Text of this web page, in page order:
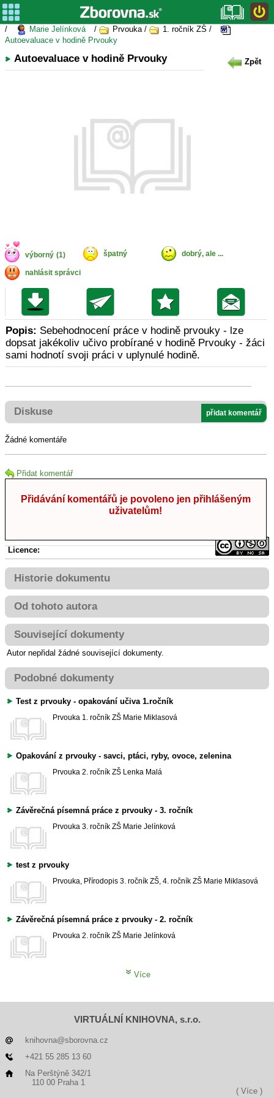
/ Marie Jelínková / Prvouka /
1. ročník ZŠ /
Autoevaluace v hodině Prvouky
Autoevaluace v hodině Prvouky Zpět
výborný (1) špatný dobrý, ale ...
nahlásit správci
Popis: Sebehodnocení práce v hodině prvouky - lze
dopsat jakékoliv učivo probírané v hodině Prvouky - žáci
sami hodnotí svoji práci v uplynulé hodině.
Diskuse přidat komentář
Žádné komentáře
Přidat komentář
Přidávání komentářů je povoleno jen přihlášeným
uživatelům!
Licence:
Historie dokumentu
Od tohoto autora
Související dokumenty
Autor nepřidal žádné související dokumenty.
Podobné dokumenty
Test z prvouky - opakování učiva 1.ročník
Prvouka 1. ročník ZŠ Marie Miklasová
Opakování z prvouky - savci, ptáci, ryby, ovoce, zelenina
Prvouka 2. ročník ZŠ Lenka Malá
Závěrečná písemná práce z prvouky - 3. ročník
Prvouka 3. ročník ZŠ Marie Jelínková
test z prvouky
Prvouka, Přírodopis 3. ročník ZŠ, 4. ročník ZŠ Marie Miklasová
Závěrečná písemná práce z prvouky - 2. ročník
Prvouka 2. ročník ZŠ Marie Jelínková
Více
VIRTUÁLNÍ KNIHOVNA, s.r.o.
knihovna@sborovna.cz
+421 55 285 13 60
Na Perštýně 342/1
110 00 Praha 1
( Více )